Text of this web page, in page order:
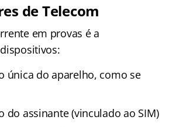
de Telecom
em provas é a
única do aparelho, como se
do assinante (vinculado ao SIM)